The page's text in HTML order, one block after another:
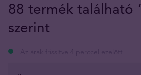
88 termék található
szerint